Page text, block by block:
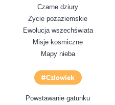
Czarne dziury
Życie pozaziemskie
Ewolucja wszechświata
Misje kosmiczne
Mapy nieba
Człowiek
Powstawanie gatunku